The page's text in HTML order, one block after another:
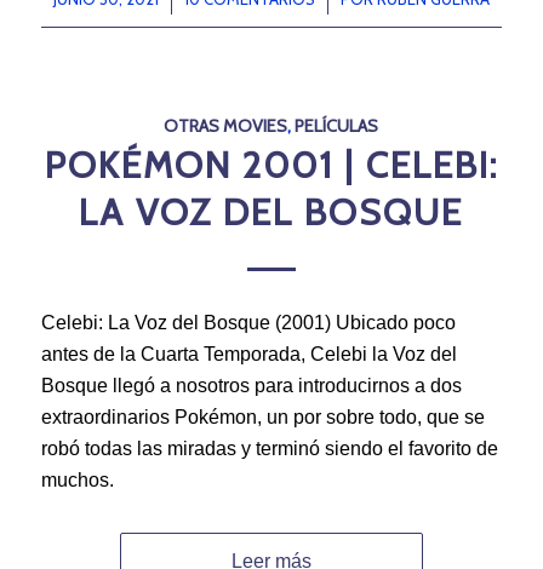
OTRAS MOVIES,PELÍCULAS
POKÉMON 2001 | CELEBI:
LA VOZ DEL BOSQUE
Celebi: La Voz del Bosque (2001) Ubicado poco
antes de la Cuarta Temporada, Celebi la Voz del
Bosque llegó a nosotros para introducirnos a dos
extraordinarios Pokémon, un por sobre todo, que se
robó todas las miradas y terminó siendo el favorito de
muchos.
Leer más